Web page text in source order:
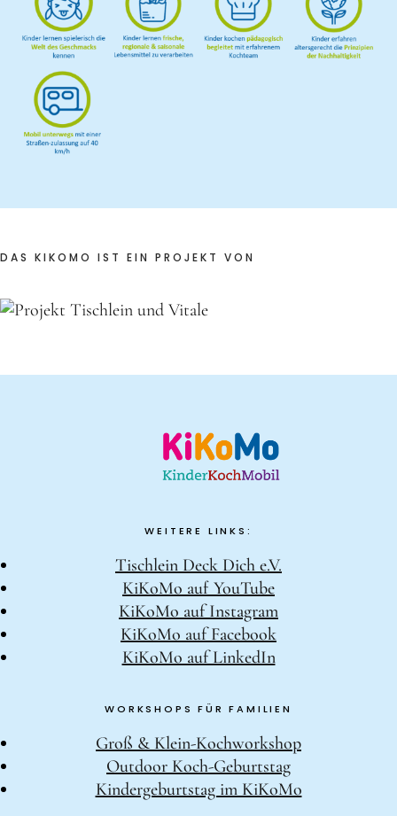
DAS KIKOMO IST EIN PROJEKT VON
WEITERE LINKS:
Tischlein Deck Dich e.V.
KiKoMo auf YouTube
KiKoMo auf Instagram
KiKoMo auf Facebook
KiKoMo auf LinkedIn
WORKSHOPS FÜR FAMILIEN
Groß & Klein-Kochworkshop
Outdoor Koch-Geburtstag
Kindergeburtstag im KiKoMo